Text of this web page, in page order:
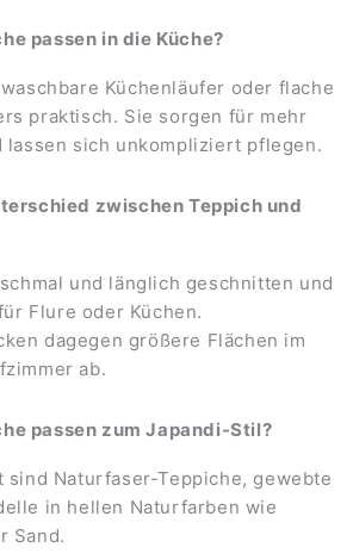
passen in die Küche?
Küchenläufer oder flache
praktisch. Sie sorgen für mehr
lassen sich unkompliziert pflegen.
zwischen Teppich und
und länglich geschnitten und
Flure oder Küchen.
dagegen größere Flächen im
ab.
passen zum Japandi-Stil?
sind Naturfaser-Teppiche, gewebte
in hellen Naturfarben wie
Sand.